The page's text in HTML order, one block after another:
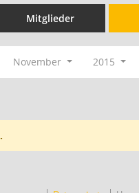
Mitglieder
November 2015